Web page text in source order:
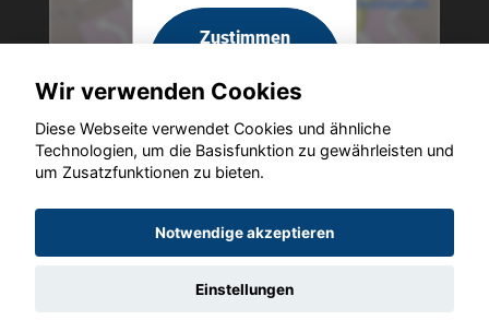
Zustimmen
aktivieren
Copyright © 2026. Altmann Autoland
Wir verwenden Cookies
Diese Webseite verwendet Cookies und ähnliche
Technologien, um die Basisfunktion zu gewährleisten und
um Zusatzfunktionen zu bieten.
Notwendige akzeptieren
Einstellungen